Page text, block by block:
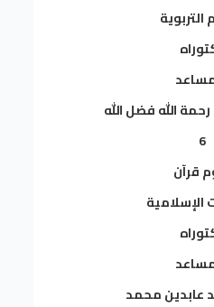
التربوية
الله فضل الله
6
قرآن
الإسلامية
عابدين محمد